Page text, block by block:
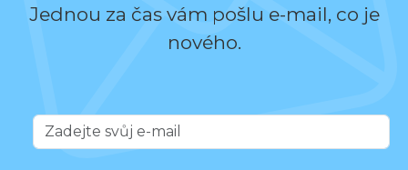
Jednou za čas vám pošlu e-mail, co je
nového.